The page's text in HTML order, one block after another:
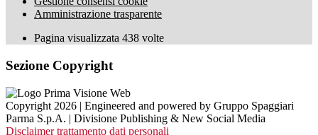
Amministrazione trasparente
Pagina visualizzata 438 volte
Sezione Copyright
Copyright 2026 | Engineered and powered by Gruppo Spaggiari
Parma S.p.A. | Divisione Publishing & New Social Media
Disclaimer trattamento dati personali